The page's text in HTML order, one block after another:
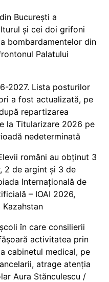
București a
și cei doi grifoni
bombardamentelor din
Palatului
2027. Lista posturilor
a fost actualizată, pe
repartizarea
la Titularizare 2026 pe
nedeterminată
români au obținut 3
2 de argint și 3 de
Internațională de
– IOAI 2026,
în care consilierii
activitatea prin
cabinetul medical, pe
atrage atenția
Aura Stănculescu /